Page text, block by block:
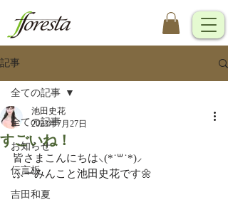
記事
全ての記事
お知らせ
伝言板
吉田和夏
全ての記事
すごいね！
池田史花
2023年7月27日
皆さまこんにちは⸜(*˙꒳˙*)⸝
ふーみんこと池田史花です🌼